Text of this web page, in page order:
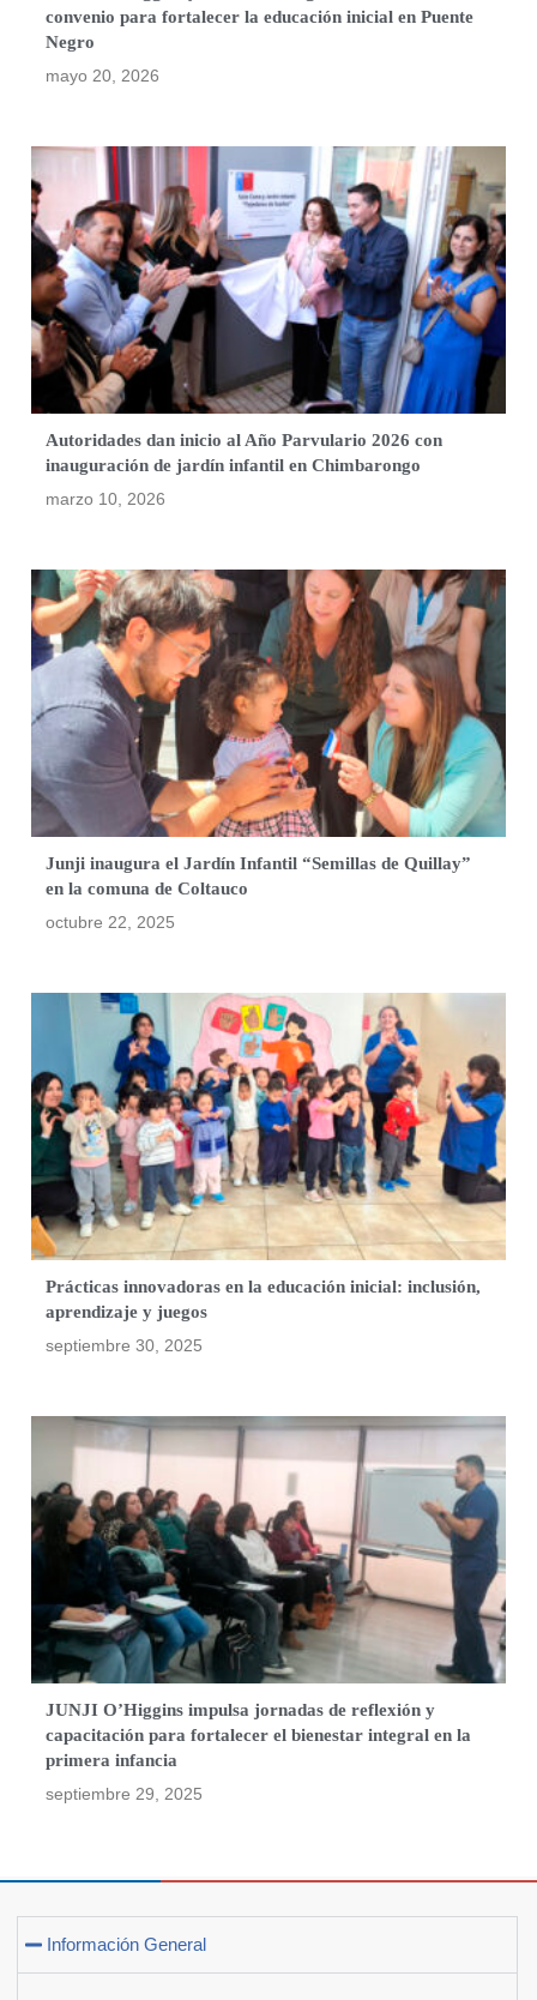
convenio para fortalecer la educación inicial en Puente
Negro
mayo 20, 2026
Autoridades dan inicio al Año Parvulario 2026 con
inauguración de jardín infantil en Chimbarongo
marzo 10, 2026
Junji inaugura el Jardín Infantil “Semillas de Quillay”
en la comuna de Coltauco
octubre 22, 2025
Prácticas innovadoras en la educación inicial: inclusión,
aprendizaje y juegos
septiembre 30, 2025
JUNJI O’Higgins impulsa jornadas de reflexión y
capacitación para fortalecer el bienestar integral en la
primera infancia
septiembre 29, 2025
Información General